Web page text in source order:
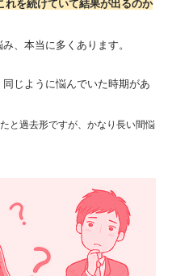
れを続けていて結果が出るのか
、本当に多くあります。
じように悩んでいた時期があ
と過去形ですが、かなり長い間悩